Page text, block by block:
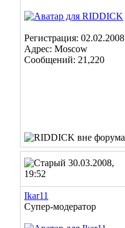
Регистрация: 02.02.2008
Адрес: Moscow
Сообщений: 21,220
30.03.2008,
19:52
Ikar11
Супер-модератор